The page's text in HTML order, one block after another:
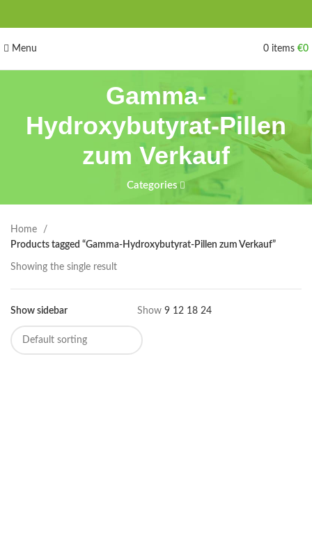
Menu 0 items €0
Gamma-
Hydroxybutyrat-Pillen
zum Verkauf
Categories
Home
Products tagged “Gamma-Hydroxybutyrat-Pillen zum Verkauf”
Showing the single result
Show sidebar Show 9 12 18 24